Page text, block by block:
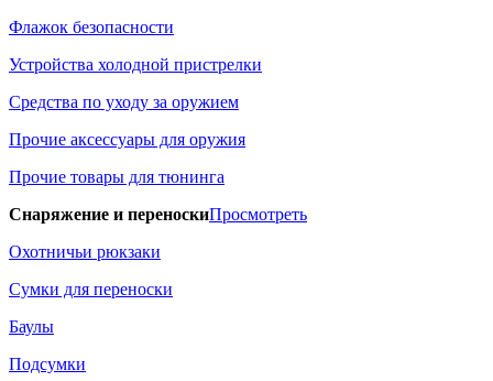
Флажок безопасности
Устройства холодной пристрелки
Средства по уходу за оружием
Прочие аксессуары для оружия
Прочие товары для тюнинга
Снаряжение и переноскиПросмотреть
Охотничьи рюкзаки
Сумки для переноски
Баулы
Подсумки